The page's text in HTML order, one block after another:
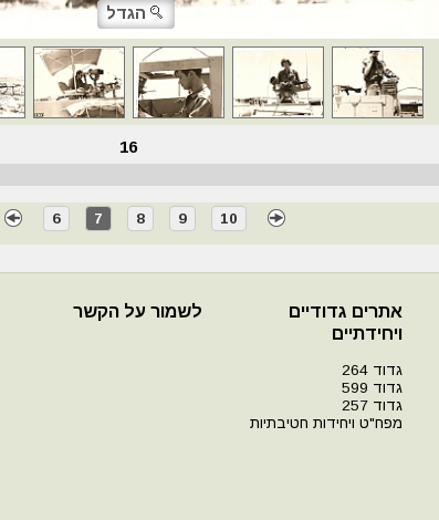
הגדל
16
6 7 8 9 10
אתרים גדודיים
ויחידתיים
גדוד 264
גדוד 599
גדוד 257
מפח"ט ויחידות חטיבתיות
לשמור על הקשר